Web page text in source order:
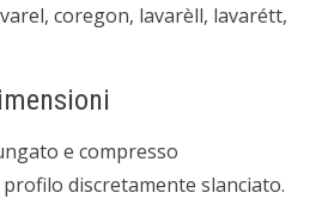
coregon, lavarèll, lavarétt,
e compresso
discretamente slanciato.